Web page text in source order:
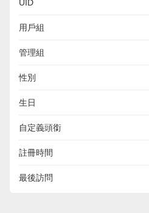
UID
用戶組
管理組
性別
生日
自定義頭銜
註冊時間
最後訪問